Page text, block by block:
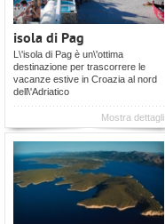
isola di Pag
L\'isola di Pag è un\'ottima
destinazione per trascorrere le
vacanze estive in Croazia al nord
dell\'Adriatico
Mostra dettagli